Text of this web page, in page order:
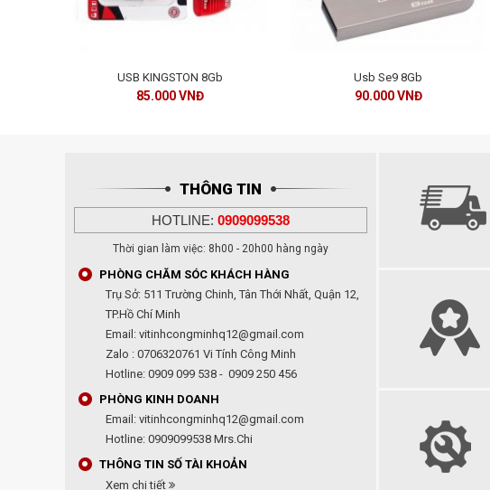
USB KINGSTON 8Gb
85.000 VNĐ
Usb Se9 8Gb
90.000 VNĐ
THÔNG TIN
HOTLINE: 0909099538
Thời gian làm việc: 8h00 - 20h00 hàng ngày
PHÒNG CHĂM SÓC KHÁCH HÀNG
Trụ Sở: 511 Trường Chinh, Tân Thới Nhất, Quận 12,
TP.Hồ Chí Minh
Email: vitinhcongminhq12@gmail.com
Zalo : 0706320761 Vi Tính Công Minh
Hotline: 0909 099 538 - 0909 250 456
PHÒNG KINH DOANH
Email: vitinhcongminhq12@gmail.com
Hotline: 0909099538 Mrs.Chi
THÔNG TIN SỐ TÀI KHOẢN
Xem chi tiết